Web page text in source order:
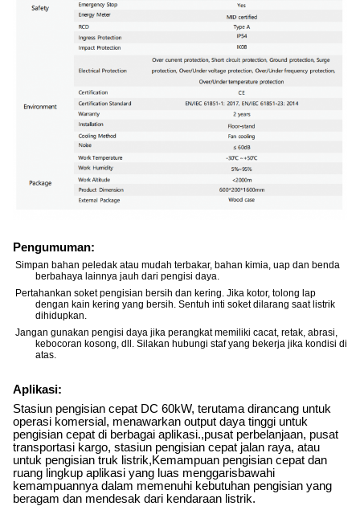
Pengumuman:
Simpan bahan peledak atau mudah terbakar, bahan kimia, uap dan benda
berbahaya lainnya jauh dari pengisi daya.
Pertahankan soket pengisian bersih dan kering. Jika kotor, tolong lap
dengan kain kering yang bersih. Sentuh inti soket dilarang saat listrik
dihidupkan.
Jangan gunakan pengisi daya jika perangkat memiliki cacat, retak, abrasi,
kebocoran kosong, dll. Silakan hubungi staf yang bekerja jika kondisi di
atas.
Aplikasi:
Stasiun pengisian cepat DC 60kW, terutama dirancang untuk
operasi komersial, menawarkan output daya tinggi untuk
pengisian cepat di berbagai aplikasi.,pusat perbelanjaan, pusat
transportasi kargo, stasiun pengisian cepat jalan raya, atau
untuk pengisian truk listrik,Kemampuan pengisian cepat dan
ruang lingkup aplikasi yang luas menggarisbawahi
kemampuannya dalam memenuhi kebutuhan pengisian yang
beragam dan mendesak dari kendaraan listrik.